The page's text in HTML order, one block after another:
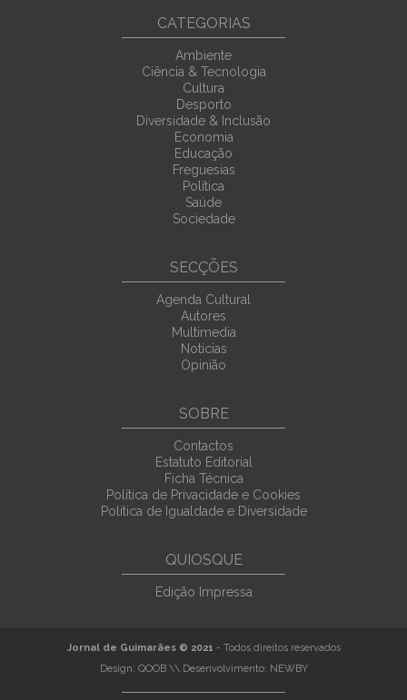
CATEGORIAS
Ambiente
Ciência & Tecnologia
Cultura
Desporto
Diversidade & Inclusão
Economia
Educação
Freguesias
Política
Saúde
Sociedade
SECÇÕES
Agenda Cultural
Autores
Multimedia
Noticias
Opinião
SOBRE
Contactos
Estatuto Editorial
Ficha Técnica
Política de Privacidade e Cookies
Política de Igualdade e Diversidade
QUIOSQUE
Edição Impressa
Jornal de Guimarães © 2021 - Todos direitos reservados
Design: QOOB\\ Desenvolvimento: NEWBY